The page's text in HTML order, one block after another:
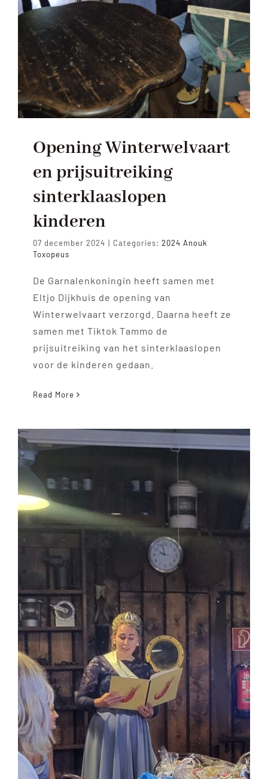
Opening Winterwelvaart
en prijsuitreiking
sinterklaaslopen
kinderen
07 december 2024 | Categories: 2024 Anouk
Toxopeus
De Garnalenkoningin heeft samen met
Eltjo Dijkhuis de opening van
Winterwelvaart verzorgd. Daarna heeft ze
samen met Tiktok Tammo de
prijsuitreiking van het sinterklaaslopen
voor de kinderen gedaan.
Read More